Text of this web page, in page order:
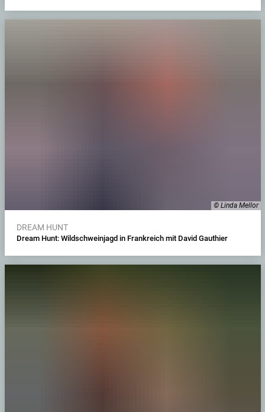
© Linda Mellor
DREAM HUNT
Dream Hunt: Wildschweinjagd in Frankreich mit David Gauthier